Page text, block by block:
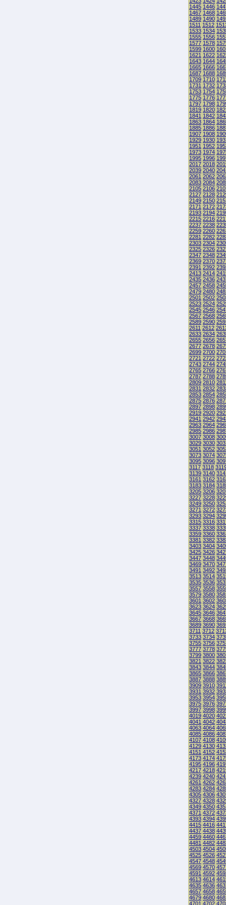
1445 1446
1467 1468
1489 1490
1511 1512
1533 1534
1555 1556
1577 1578
1599 1600
1621 1622
1643 1644
1665 1666
1687 1688
1709 1710
1731 1732
1753 1754
1775 1776
1797 1798
1819 1820
1841 1842
1863 1864
1885 1886
1907 1908
1929 1930
1951 1952
1973 1974
1995 1996
2017 2018
2039 2040
2061 2062
2083 2084
2105 2106
2127 2128
2149 2150
2171 2172
2193 2194
2215 2216
2237 2238
2259 2260
2281 2282
2303 2304
2325 2326
2347 2348
2369 2370
2391 2392
2413 2414
2435 2436
2457 2458
2479 2480
2501 2502
2523 2524
2545 2546
2567 2568
2589 2590
2611 2612
2633 2634
2655 2656
2677 2678
2699 2700
2721 2722
2743 2744
2765 2766
2787 2788
2809 2810
2831 2832
2853 2854
2875 2876
2897 2898
2919 2920
2941 2942
2963 2964
2985 2986
3007 3008
3029 3030
3051 3052
3073 3074
3095 3096
3117 3118
3139 3140
3161 3162
3183 3184
3205 3206
3227 3228
3249 3250
3271 3272
3293 3294
3315 3316
3337 3338
3359 3360
3381 3382
3403 3404
3425 3426
3447 3448
3469 3470
3491 3492
3513 3514
3535 3536
3557 3558
3579 3580
3601 3602
3623 3624
3645 3646
3667 3668
3689 3690
3711 3712
3733 3734
3755 3756
3777 3778
3799 3800
3821 3822
3843 3844
3865 3866
3887 3888
3909 3910
3931 3932
3953 3954
3975 3976
3997 3998
4019 4020
4041 4042
4063 4064
4085 4086
4107 4108
4129 4130
4151 4152
4173 4174
4195 4196
4217 4218
4239 4240
4261 4262
4283 4284
4305 4306
4327 4328
4349 4350
4371 4372
4393 4394
4415 4416
4437 4438
4459 4460
4481 4482
4503 4504
4525 4526
4547 4548
4569 4570
4591 4592
4613 4614
4635 4636
4657 4658
4679 4680
4701 4702